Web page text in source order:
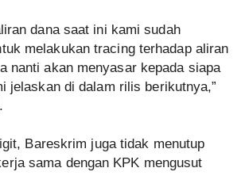
dana saat ini kami sudah
melakukan tracing terhadap aliran
nanti akan menyasar kepada siapa
jelaskan di dalam rilis berikutnya,”
Bareskrim juga tidak menutup
sama dengan KPK mengusut